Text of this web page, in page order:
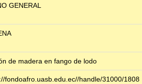
GENERAL
de madera en fango de lodo
fondoafro.uasb.edu.ec//handle/31000/1808